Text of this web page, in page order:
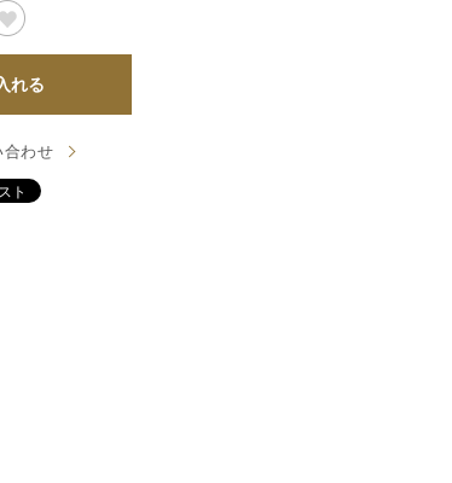
れる
合わせ